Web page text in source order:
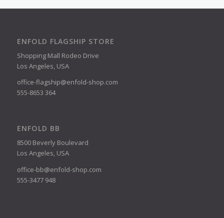
ENFOLD FLAGSHIP STORE
Shopping Mall Rodeo Drive
Los Angeles, USA
office-flagship@enfold-shop.com
555-8653 364
ENFOLD BB
8500 Beverly Boulevard
Los Angeles, USA
office-bb@enfold-shop.com
555-3477 948